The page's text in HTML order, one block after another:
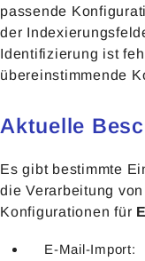
passende
der
Identifizierung ist
übereinstimmende
Aktuelle
Es gibt bestimmte
die Verarbeitung
Konfigurationen für
E-Mail-Import: